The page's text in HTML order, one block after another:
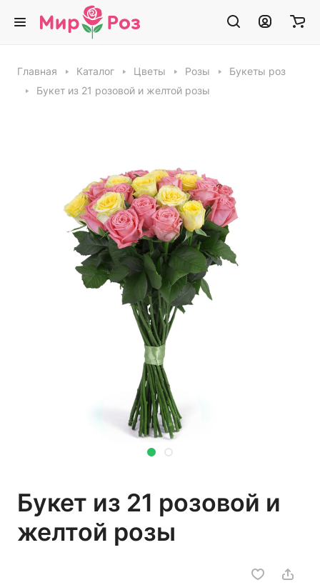
Главная Каталог Цветы Розы
Букеты роз
Букет из 21 розовой и желтой розы
Букет из 21 розовой и
желтой розы